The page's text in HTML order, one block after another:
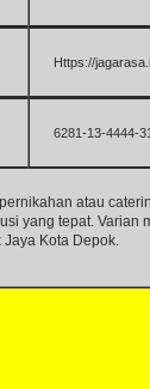
Https://
6281-13-4444-31
atau
yang tepat.
Kota Depok.